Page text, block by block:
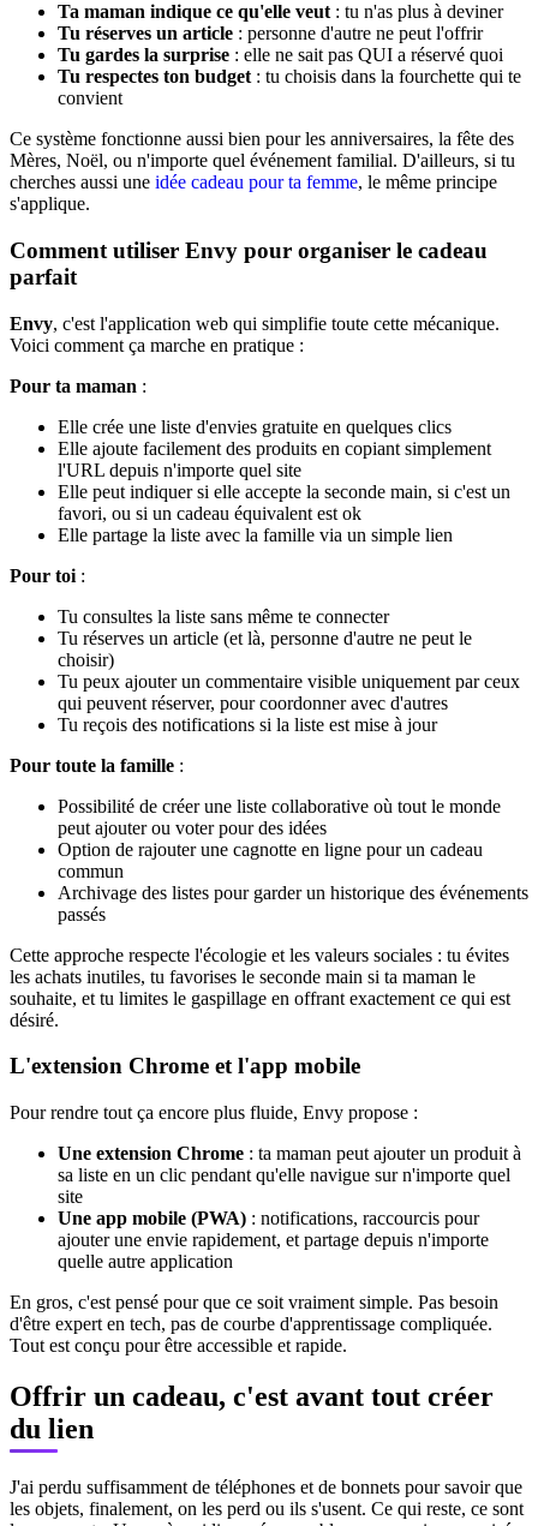
Ta maman indique ce qu'elle veut : tu n'as plus à deviner
Tu réserves un article : personne d'autre ne peut l'offrir
Tu gardes la surprise : elle ne sait pas QUI a réservé quoi
Tu respectes ton budget : tu choisis dans la fourchette qui te
convient
Ce système fonctionne aussi bien pour les anniversaires, la fête des
Mères, Noël, ou n'importe quel événement familial. D'ailleurs, si tu
cherches aussi une idée cadeau pour ta femme, le même principe
s'applique.
Comment utiliser Envy pour organiser le cadeau
parfait
Envy, c'est l'application web qui simplifie toute cette mécanique.
Voici comment ça marche en pratique :
Pour ta maman :
Elle crée une liste d'envies gratuite en quelques clics
Elle ajoute facilement des produits en copiant simplement
l'URL depuis n'importe quel site
Elle peut indiquer si elle accepte la seconde main, si c'est un
favori, ou si un cadeau équivalent est ok
Elle partage la liste avec la famille via un simple lien
Pour toi :
Tu consultes la liste sans même te connecter
Tu réserves un article (et là, personne d'autre ne peut le
choisir)
Tu peux ajouter un commentaire visible uniquement par ceux
qui peuvent réserver, pour coordonner avec d'autres
Tu reçois des notifications si la liste est mise à jour
Pour toute la famille :
Possibilité de créer une liste collaborative où tout le monde
peut ajouter ou voter pour des idées
Option de rajouter une cagnotte en ligne pour un cadeau
commun
Archivage des listes pour garder un historique des événements
passés
Cette approche respecte l'écologie et les valeurs sociales : tu évites
les achats inutiles, tu favorises le seconde main si ta maman le
souhaite, et tu limites le gaspillage en offrant exactement ce qui est
désiré.
L'extension Chrome et l'app mobile
Pour rendre tout ça encore plus fluide, Envy propose :
Une extension Chrome : ta maman peut ajouter un produit à
sa liste en un clic pendant qu'elle navigue sur n'importe quel
site
Une app mobile (PWA) : notifications, raccourcis pour
ajouter une envie rapidement, et partage depuis n'importe
quelle autre application
En gros, c'est pensé pour que ce soit vraiment simple. Pas besoin
d'être expert en tech, pas de courbe d'apprentissage compliquée.
Tout est conçu pour être accessible et rapide.
Offrir un cadeau, c'est avant tout créer
du lien
J'ai perdu suffisamment de téléphones et de bonnets pour savoir que
les objets, finalement, on les perd ou ils s'usent. Ce qui reste, ce sont